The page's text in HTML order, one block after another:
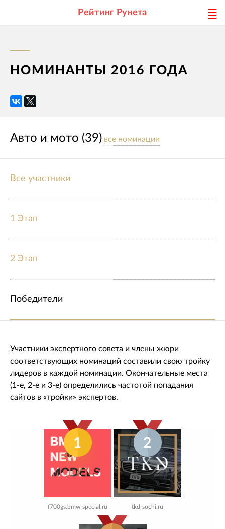
Рейтинг Рунета
НОМИНАНТЫ 2016 ГОДА
Авто и мото (39) все номинации
Все участники
1 Этап
2 Этап
Победители
Участники экспертного совета и члены жюри
соответствующих номинаций составили свою тройку
лидеров в каждой номинации. Окончательные места
(1-е, 2-е и 3-е) определились частотой попадания
сайтов в «тройки» экспертов.
1
f700gs.bmw-special.ru
2
tkd-sochi.ru